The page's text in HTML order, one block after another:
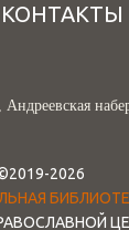
КОНТАКТЫ
2026